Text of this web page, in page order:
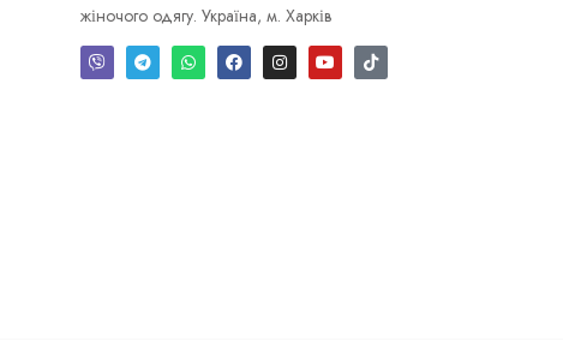
жіночого одягу. Україна, м. Харків